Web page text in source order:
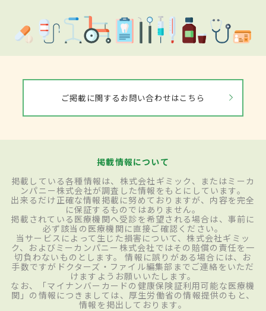
ご掲載に関するお問い合わせはこちら
掲載情報について
掲載している各種情報は、株式会社ギミック、またはミーカ
ンパニー株式会社が調査した情報をもとにしています。
出来るだけ正確な情報掲載に努めておりますが、内容を完全
に保証するものではありません。
掲載されている医療機関へ受診を希望される場合は、事前に
必ず該当の医療機関に直接ご確認ください。
当サービスによって生じた損害について、株式会社ギミッ
ク、およびミーカンパニー株式会社ではその賠償の責任を一
切負わないものとします。 情報に誤りがある場合には、お
手数ですがドクターズ・ファイル編集部までご連絡をいただ
けますようお願いいたします。
なお、「マイナンバーカードの健康保険証利用可能な医療機
関」の情報につきましては、厚生労働省の情報提供のもと、
情報を掲出しております。